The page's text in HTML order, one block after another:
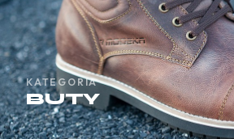
KATEGORIA
BUTY